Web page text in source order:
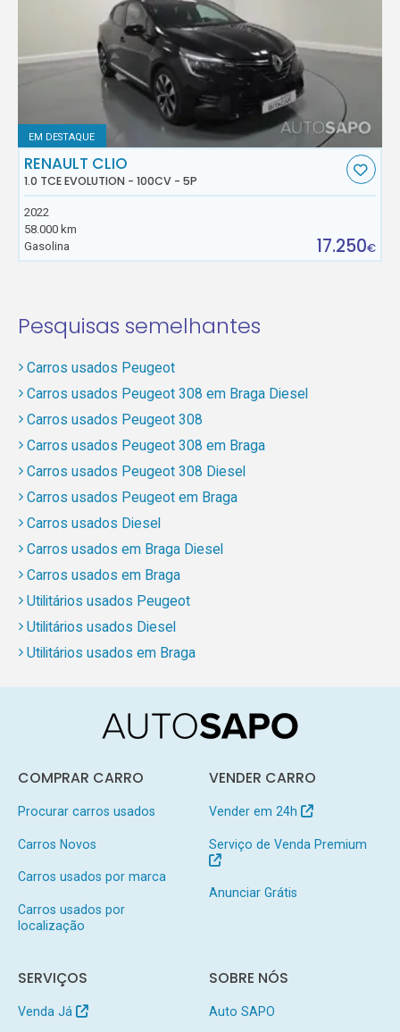
EM DESTAQUE
RENAULT CLIO
1.0 TCE EVOLUTION - 100CV - 5P
2022
58.000 km
Gasolina
17.250€
Pesquisas semelhantes
Carros usados Peugeot
Carros usados Peugeot 308 em Braga Diesel
Carros usados Peugeot 308
Carros usados Peugeot 308 em Braga
Carros usados Peugeot 308 Diesel
Carros usados Peugeot em Braga
Carros usados Diesel
Carros usados em Braga Diesel
Carros usados em Braga
Utilitários usados Peugeot
Utilitários usados Diesel
Utilitários usados em Braga
COMPRAR CARRO
Procurar carros usados
Carros Novos
Carros usados por marca
Carros usados por
localização
VENDER CARRO
Vender em 24h
Serviço de Venda Premium
Anunciar Grátis
SERVIÇOS
Venda Já
SOBRE NÓS
Auto SAPO